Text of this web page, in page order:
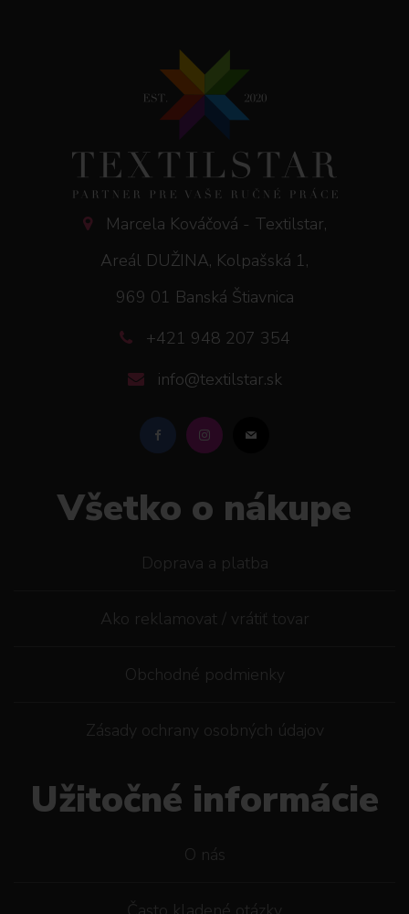
Marcela Kováčová - Textilstar,
Areál DUŽINA, Kolpašská 1,
969 01 Banská Štiavnica
+421 948 207 354
info@textilstar.sk
Všetko o nákupe
Doprava a platba
Ako reklamovat / vrátiť tovar
Obchodné podmienky
Zásady ochrany osobných údajov
Užitočné informácie
O nás